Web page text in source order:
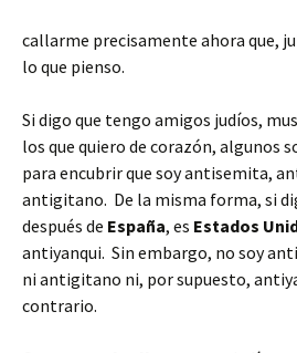
callarme precisamente ahora que,
lo que pienso.
Si digo que tengo amigos judíos,
los que quiero de corazón, algunos
para encubrir que soy antisemita,
antigitano. De la misma forma, si
después de España, es Estados
antiyanqui. Sin embargo, no soy
ni antigitano ni, por supuesto,
contrario.